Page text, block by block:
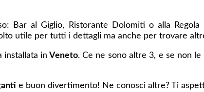
Bar al Giglio, Ristorante Dolomiti o alla
utile per tutti i dettagli ma anche per trovare
installata in Veneto. Ce ne sono altre 3, e se non
e buon divertimento! Ne conosci altre? Ti